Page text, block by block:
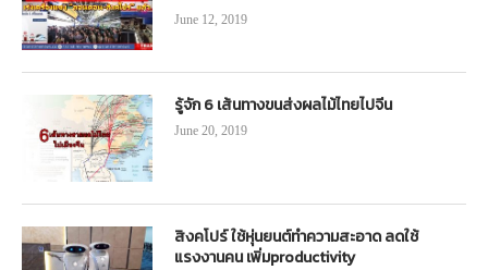
June 12, 2019
รู้จัก 6 เส้นทางขนส่งผลไม้ไทยไปจีน
June 20, 2019
สิงคโปร์ ใช้หุ่นยนต์ทำความสะอาด ลดใช้
แรงงานคน เพิ่มproductivity